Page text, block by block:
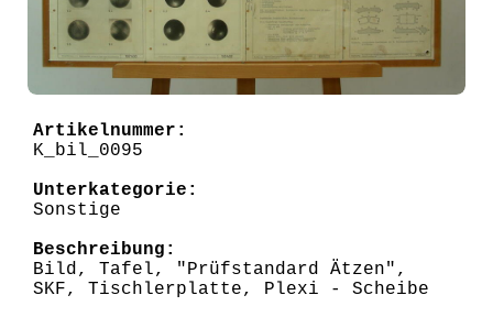
Artikelnummer:
K_bil_0095
Unterkategorie:
Sonstige
Beschreibung:
Bild, Tafel, "Prüfstandard Ätzen",
SKF, Tischlerplatte, Plexi - Scheibe